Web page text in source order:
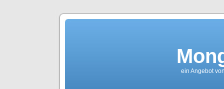
ein Angebot